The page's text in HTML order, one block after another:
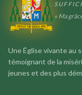
« Ma
Une Église vivante au
témoignant de la
jeunes et des plus